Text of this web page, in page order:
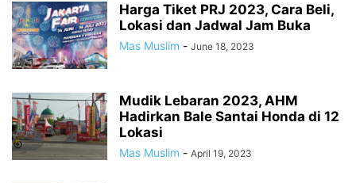
Harga Tiket PRJ 2023, Cara Beli,
Lokasi dan Jadwal Jam Buka
Mas Muslim - June 18, 2023
Mudik Lebaran 2023, AHM
Hadirkan Bale Santai Honda di 12
Lokasi
Mas Muslim - April 19, 2023